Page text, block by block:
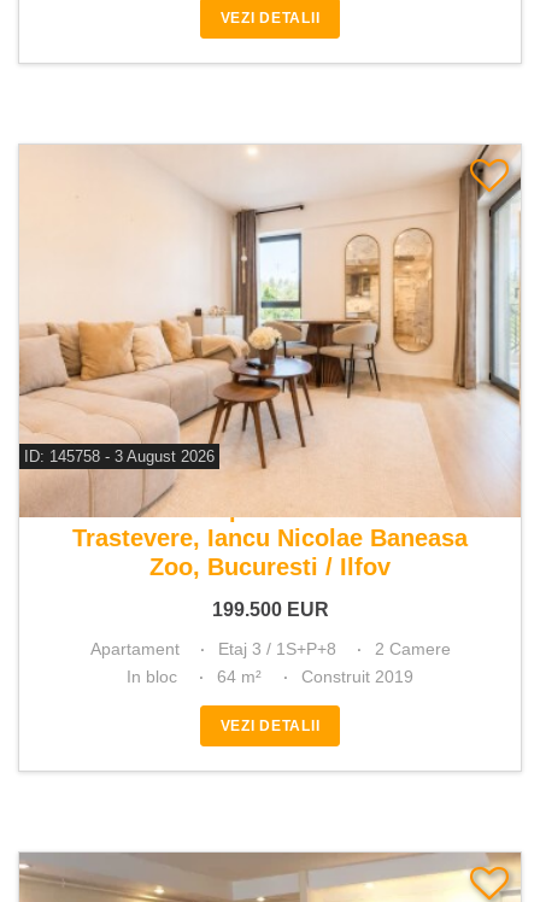
VEZI DETALII
ID: 145758 - 3 August 2026
De vanzare apartament 2 camere
Trastevere, Iancu Nicolae Baneasa
Zoo, Bucuresti / Ilfov
199.500 EUR
Apartament Etaj 3 / 1S+P+8
2 Camere
In bloc
64 m² Construit 2019
VEZI DETALII